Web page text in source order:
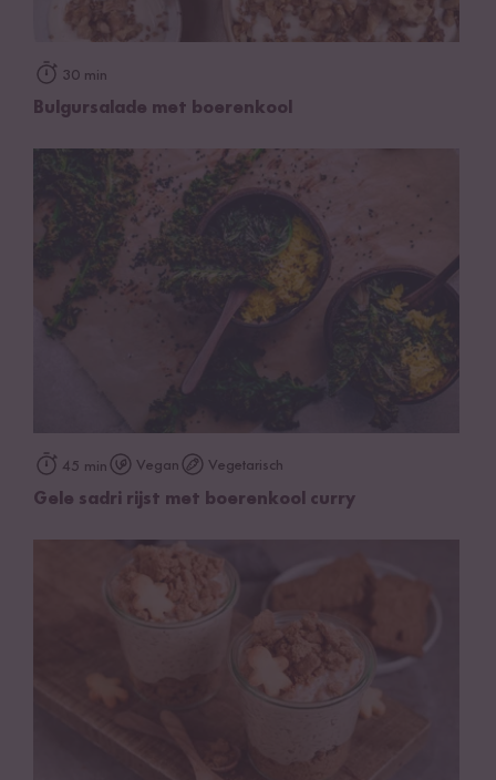
30 min
Bulgursalade met boerenkool
45 min Vegan Vegetarisch
Gele sadri rijst met boerenkool curry